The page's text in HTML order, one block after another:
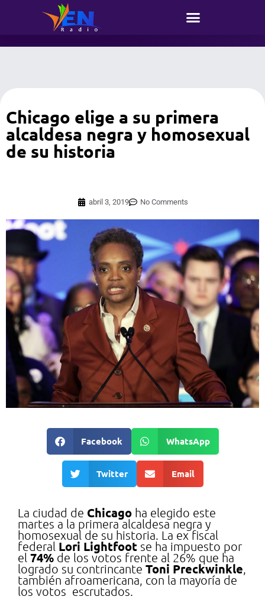
Chicago elige a su primera
alcaldesa negra y homosexual
de su historia
abril 3, 2019 No Comments
Facebook WhatsApp
Twitter Email
La ciudad de Chicago ha elegido este
martes a la primera alcaldesa negra y
homosexual de su historia. La ex fiscal
federal Lori Lightfoot se ha impuesto por
el 74% de los votos frente al 26% que ha
logrado su contrincante Toni Preckwinkle
también afroamericana, con la mayoría de
los votos escrutados.